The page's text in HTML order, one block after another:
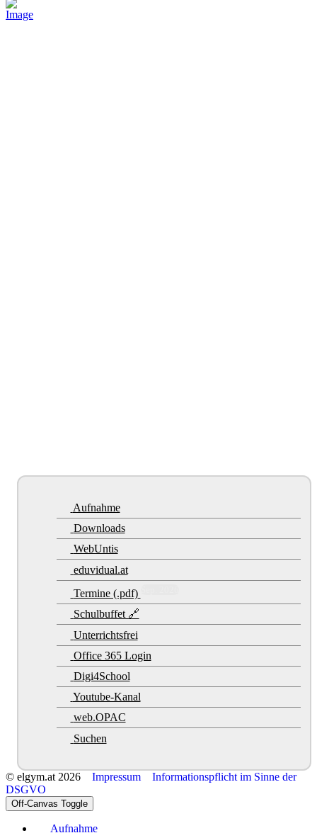
Aufnahme
Downloads
WebUntis
eduvidual.at
Termine (.pdf)
Schulbuffet 🔗
Unterrichtsfrei
Office 365 Login
Digi4School
Youtube-Kanal
web.OPAC
Suchen
© elgym.at 2026 Impressum
Informationspflicht im Sinne der
DSGVO
Off-Canvas Toggle
Aufnahme